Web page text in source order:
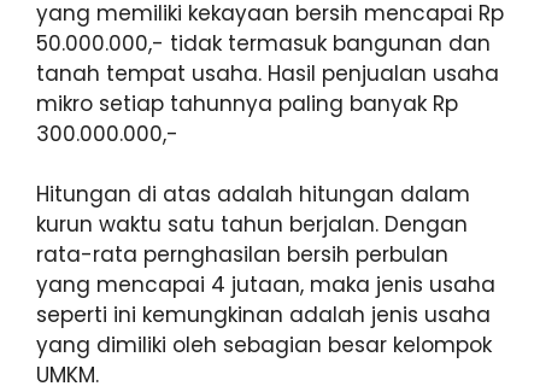
yang memiliki kekayaan bersih mencapai Rp
50.000.000,- tidak termasuk bangunan dan
tanah tempat usaha. Hasil penjualan usaha
mikro setiap tahunnya paling banyak Rp
300.000.000,-
Hitungan di atas adalah hitungan dalam
kurun waktu satu tahun berjalan. Dengan
rata-rata pernghasilan bersih perbulan
yang mencapai 4 jutaan, maka jenis usaha
seperti ini kemungkinan adalah jenis usaha
yang dimiliki oleh sebagian besar kelompok
UMKM.